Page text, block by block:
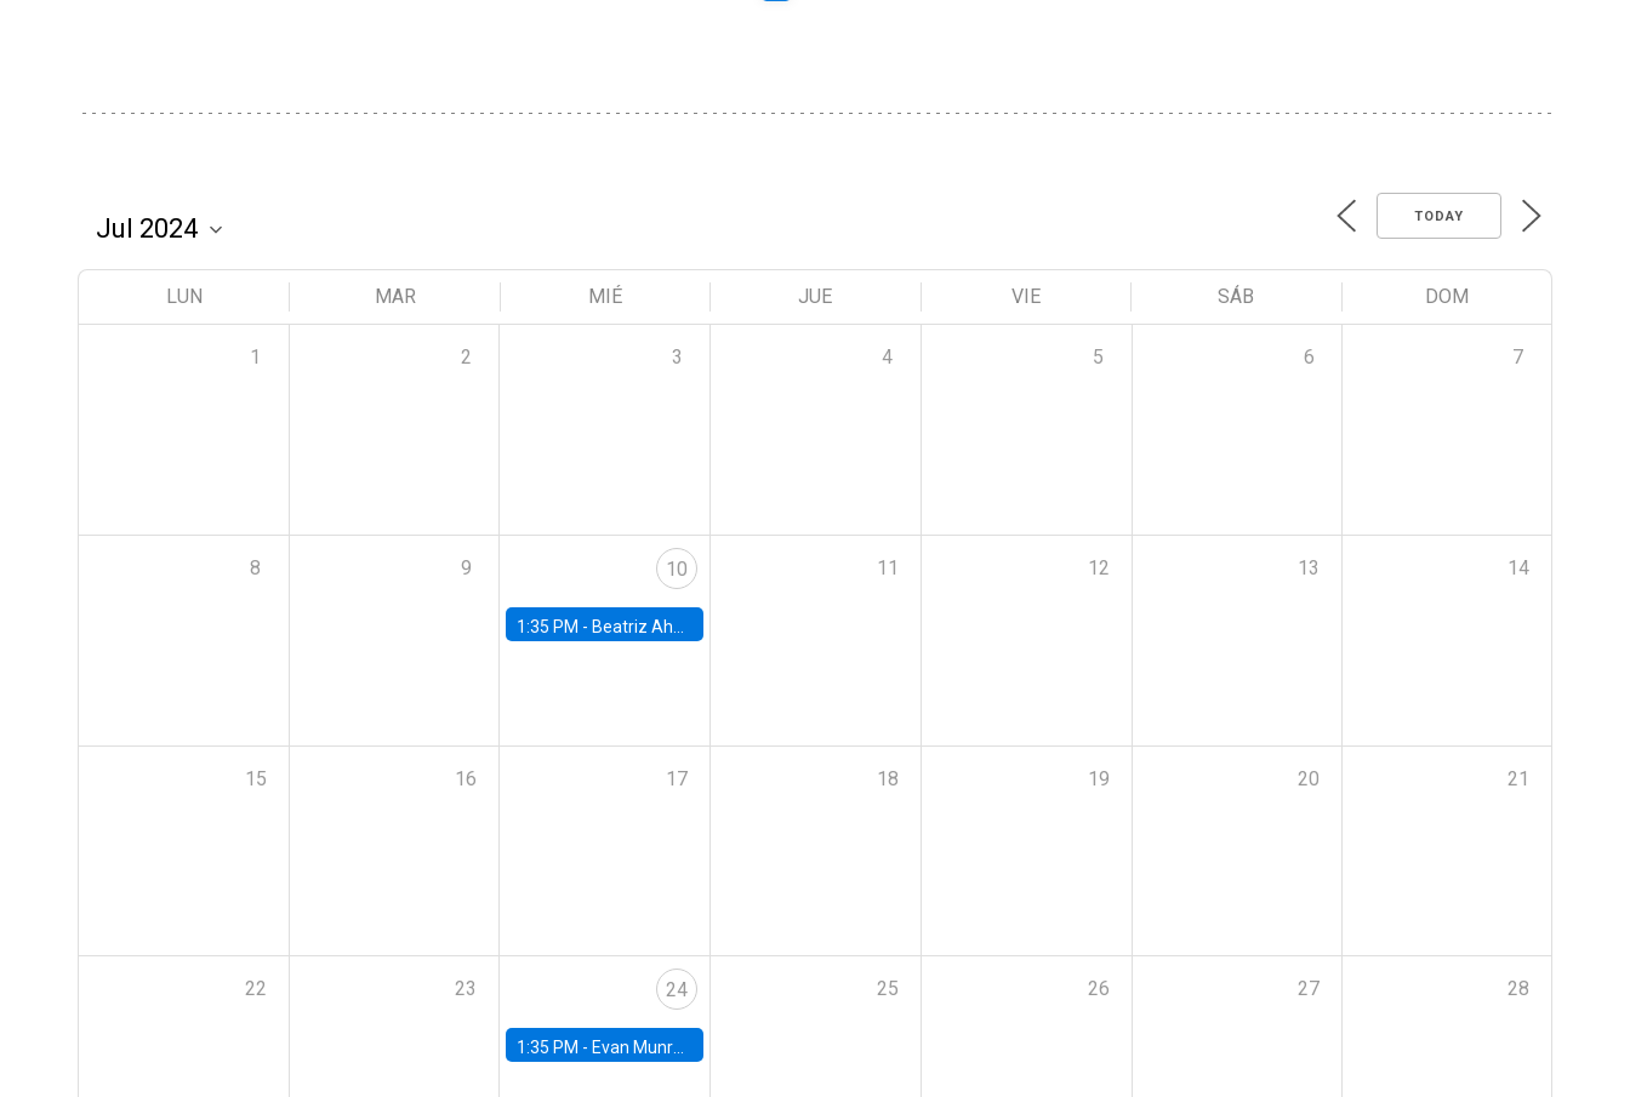
TODAY
LUN MAR MIÉ JUE VIE SÁB DOM
1 2 3 4 5 6 7
8 9 10
1:35 PM - Beatriz Ahumada, PhD candidate, Universidad de Pittsburgh
11 12 13 14
15 16 17 18 19 20 21
22 23 24
1:35 PM - Evan Munro, Neyman Visiting Assistant Professor in the Department of Statistics at UC Berkeley
25 26 27 28